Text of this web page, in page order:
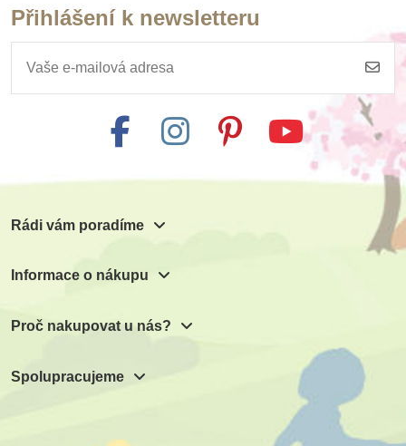
Přihlášení k newsletteru
Rádi vám poradíme
Informace o nákupu
Proč nakupovat u nás?
Spolupracujeme